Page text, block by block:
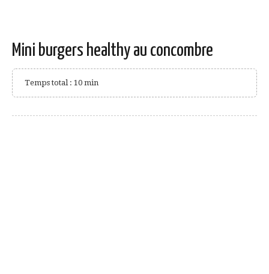
Mini burgers healthy au concombre
Temps total : 10 min